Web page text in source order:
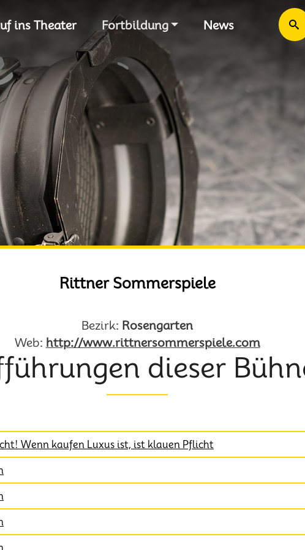
ins Theater Fortbildung News
Rittner Sommerspiele
Bezirk: Rosengarten
Web: http://www.rittnersommerspiele.com
dieser
Wenn kaufen Luxus ist, ist klauen Pflicht